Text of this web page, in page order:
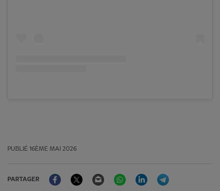
PUBLIÉ 16ÈME MAI 2026
PARTAGER
FacebookTwitter Email WhatsAppLinkedIn